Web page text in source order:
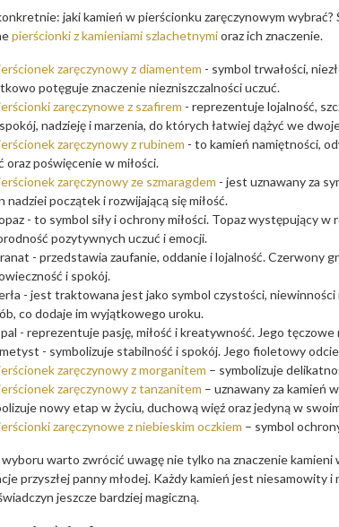
jaki kamień w pierścionku zaręczynowym
pierścionki z kamieniami szlachetnymioraz ich znaczenie.
zaręczynowy z diamentem - symbol trwałości,
potęguje znaczenie niezniszczalności uczuć.
zaręczynowe z szafirem - reprezentuje lojalność,
nadzieję i marzenia, do których łatwiej dążyć we
zaręczynowy z rubinem - to kamień namiętności,
oraz poświęcenie w miłości.
zaręczynowy ze szmaragdem - jest uznawany za
nadziei początek i rozwijającą się miłość.
- to symbol siły i ochrony miłości. Topaz występujący
pozytywnych uczuć i emocji.
- przedstawia zaufanie, oddanie i lojalność. Czerwony
i spokój.
- jest traktowana jest jako symbol czystości,
co dodaje im wyjątkowego uroku.
- reprezentuje pasję, miłość i kreatywność. Jego
- symbolizuje stabilność i spokój. Jego fioletowy
zaręczynowy z morganitem – symbolizuje
zaręczynowy z tanzanitem – uznawany za kamień
nowy etap w życiu, duchową więź oraz jedyną w
zaręczynowe z niebieskim oczkiem – symbol
wyboru warto zwrócić uwagę nie tylko na znaczenie
przyszłej panny młodej. Każdy kamień jest niesamowity
jeszcze bardziej magiczną.